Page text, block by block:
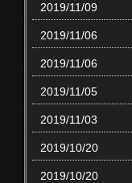
2019/11/09
2019/11/06
2019/11/06
2019/11/05
2019/11/03
2019/10/20
2019/10/20